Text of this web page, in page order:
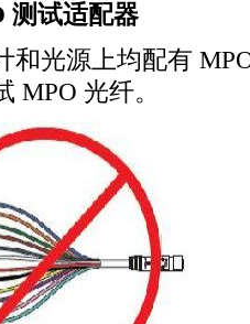
测试适配器
和光源上均配有
MPO 光纤。